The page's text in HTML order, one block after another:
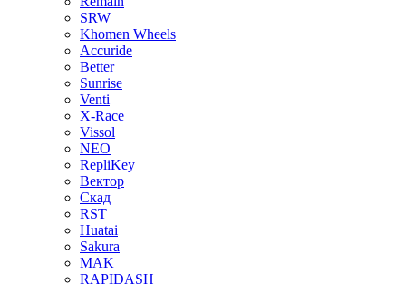
SRW
Khomen Wheels
Accuride
Better
Sunrise
Venti
X-Race
Vissol
NEO
RepliKey
Вектор
Скад
RST
Huatai
Sakura
MAK
RAPIDASH